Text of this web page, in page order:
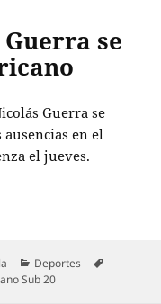
se
Guerra se
en el
el jueves.
Guerra se pierde el
Categorías
Deportes
Sub 20